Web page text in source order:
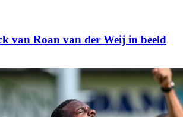
van Roan van der Weij in beeld